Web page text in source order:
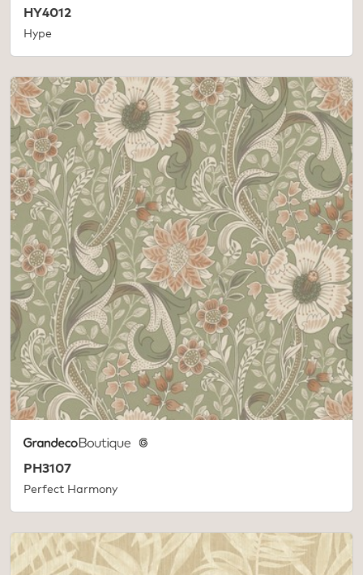
HY4012
Hype
PH3107
Perfect Harmony